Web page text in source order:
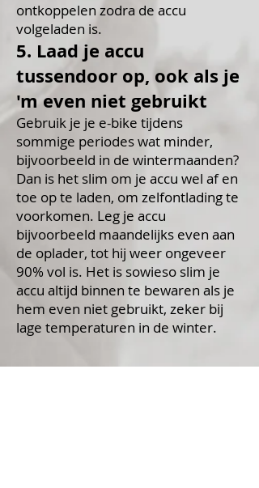
ontkoppelen zodra de accu
volgeladen is.
5. Laad je accu
tussendoor op, ook als je
'm even niet gebruikt
Gebruik je je e-bike tijdens
sommige periodes wat minder,
bijvoorbeeld in de wintermaanden?
Dan is het slim om je accu wel af en
toe op te laden, om zelfontlading te
voorkomen. Leg je accu
bijvoorbeeld maandelijks even aan
de oplader, tot hij weer ongeveer
90% vol is. Het is sowieso slim je
accu altijd binnen te bewaren als je
hem even niet gebruikt, zeker bij
lage temperaturen in de winter.